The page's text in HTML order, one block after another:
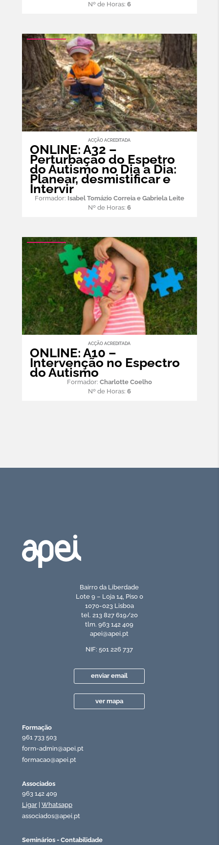
Nº de Horas: 6
ACÇÃO ACREDITADA
ONLINE: A32 –
Perturbação do Espetro
do Autismo no Dia a Dia:
Planear, desmistificar e
Intervir
Formador: Isabel Tomázio Correia e Gabriela Leite
Nº de Horas: 6
ACÇÃO ACREDITADA
ONLINE: A10 –
Intervenção no Espectro
do Autismo
Formador: Charlotte Coelho
Nº de Horas: 6
Bairro da Liberdade
Lote 9 – Loja 14, Piso 0
1070-023 Lisboa
tel. 213 827 619/20
tlm. 963 142 409
apei@apei.pt
NIF: 501 226 737
enviar email
ver mapa
Formação
961 733 503
form-admin@apei.pt
formacao@apei.pt
Associados
963 142 409
Ligar| Whatsapp
associados@apei.pt
Seminários - Contabilidade